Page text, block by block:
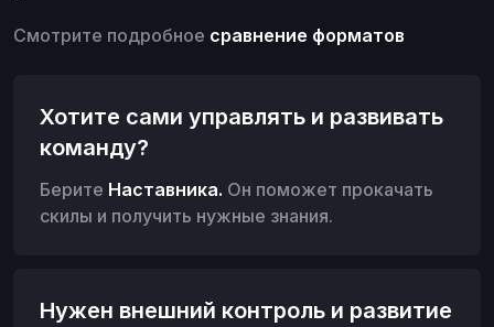
Смотрите подробное сравнение форматов
Хотите сами управлять и развивать
команду?
Берите Наставника. Он поможет прокачать
скилы и получить нужные знания.
Нужен внешний контроль и развитие